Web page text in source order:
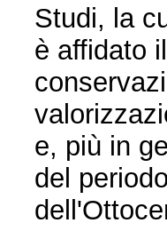
Studi, la
è affidato
e, più in
del